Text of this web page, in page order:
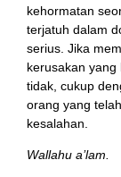
kehormatan
terjatuh dalam
serius. Jika
kerusakan yang
tidak, cukup
orang yang
kesalahan.
Wallahu a’lam.